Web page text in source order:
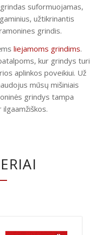
suformuojamas,
užtikrinantis
grindis.
liejamoms grindims.
kur grindys turi
aplinkos poveikiui. Už
mūsų mišiniais
grindys tampa